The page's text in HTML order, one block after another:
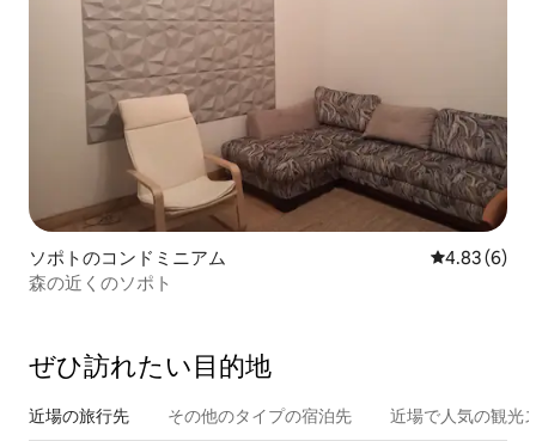
ソポトのコンドミニアム レビュー6
4.83 (6)
森の近くのソポト
ぜひ訪⁠れ⁠た⁠い目⁠的⁠地
近場の旅行先 その他のタ⁠イ⁠プ⁠の宿⁠泊⁠先 近場で人気の観光